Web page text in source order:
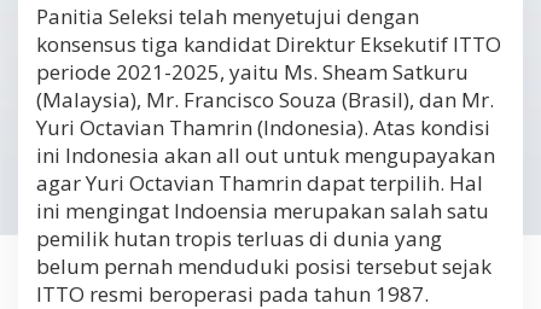
Panitia Seleksi telah menyetujui dengan
konsensus tiga kandidat Direktur Eksekutif ITTO
periode 2021-2025, yaitu Ms. Sheam Satkuru
(Malaysia), Mr. Francisco Souza (Brasil), dan Mr.
Yuri Octavian Thamrin (Indonesia). Atas kondisi
ini Indonesia akan all out untuk mengupayakan
agar Yuri Octavian Thamrin dapat terpilih. Hal
ini mengingat Indoensia merupakan salah satu
pemilik hutan tropis terluas di dunia yang
belum pernah menduduki posisi tersebut sejak
ITTO resmi beroperasi pada tahun 1987.